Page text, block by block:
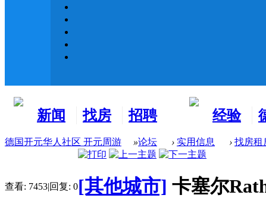
新闻
找房
招聘
经验
分享
德国开元华人社区 开元周游 »论坛 › 实用信息 › 找房租
查看: 7453|回复: 0[其他城市] 卡塞尔